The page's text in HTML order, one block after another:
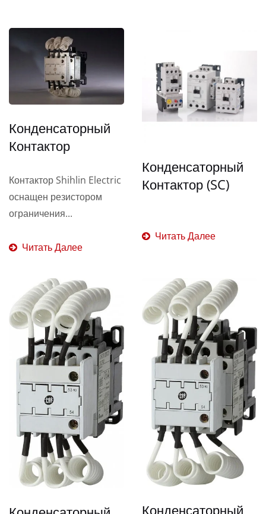
Конденсаторный
Контактор
Контактор Shihlin Electric
оснащен резистором
ограничения...
Читать Далее
Конденсаторный
Контактор (SC)
Читать Далее
Конденсаторный